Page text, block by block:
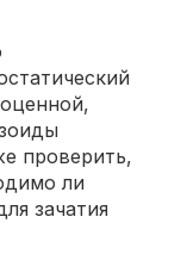
проверить,
ли
зачатия